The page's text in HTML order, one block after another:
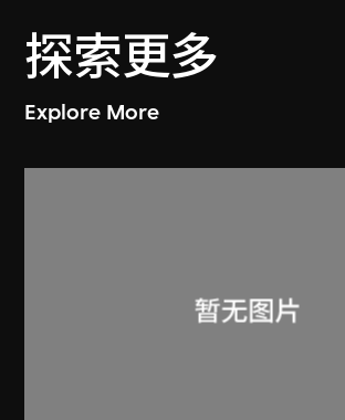
探索更多
Explore More